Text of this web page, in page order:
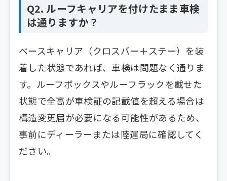
Q2. ルーフキャリアを付けたまま車検
は通りますか？
ベースキャリア（クロスバー＋ステー）を装
着した状態であれば、車検は問題なく通りま
す。ルーフボックスやルーフラックを載せた
状態で全高が車検証の記載値を超える場合は
構造変更届が必要になる可能性があるため、
事前にディーラーまたは陸運局に確認してく
ださい。